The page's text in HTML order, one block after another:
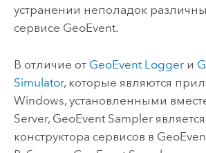
устранении неполадок
сервисе GeoEvent.
В отличие от GeoEvent Loggerи
Simulator, которые являются
Windows, установленными
Server, GeoEvent Sampler
конструктора сервисов в